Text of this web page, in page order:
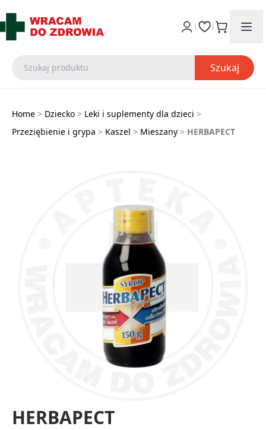
Szukaj
Home > Dziecko > Leki i suplementy dla dzieci >
Przeziębienie i grypa > Kaszel > Mieszany > HERBAPECT
HERBAPECT